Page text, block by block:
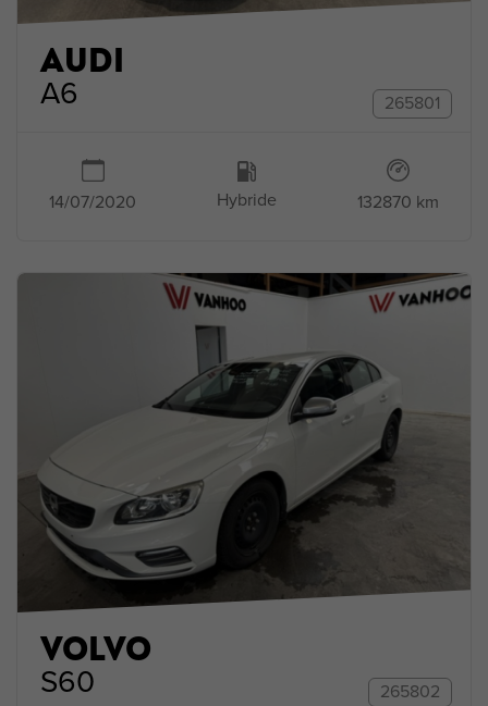
AUDI
A6 265801
14/07/2020 Hybride 132870 km
VOLVO
S60 265802